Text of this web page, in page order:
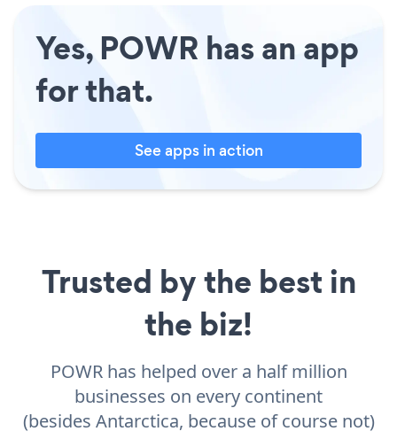
Yes, POWR has an app
for that.
See apps in action
Trusted by the best in
the biz!
POWR has helped over a half million
businesses on every continent
(besides Antarctica, because of course not)